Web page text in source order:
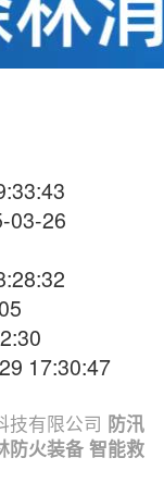
03-26
17:30:47
技有限公司 防汛
防火装备 智能救